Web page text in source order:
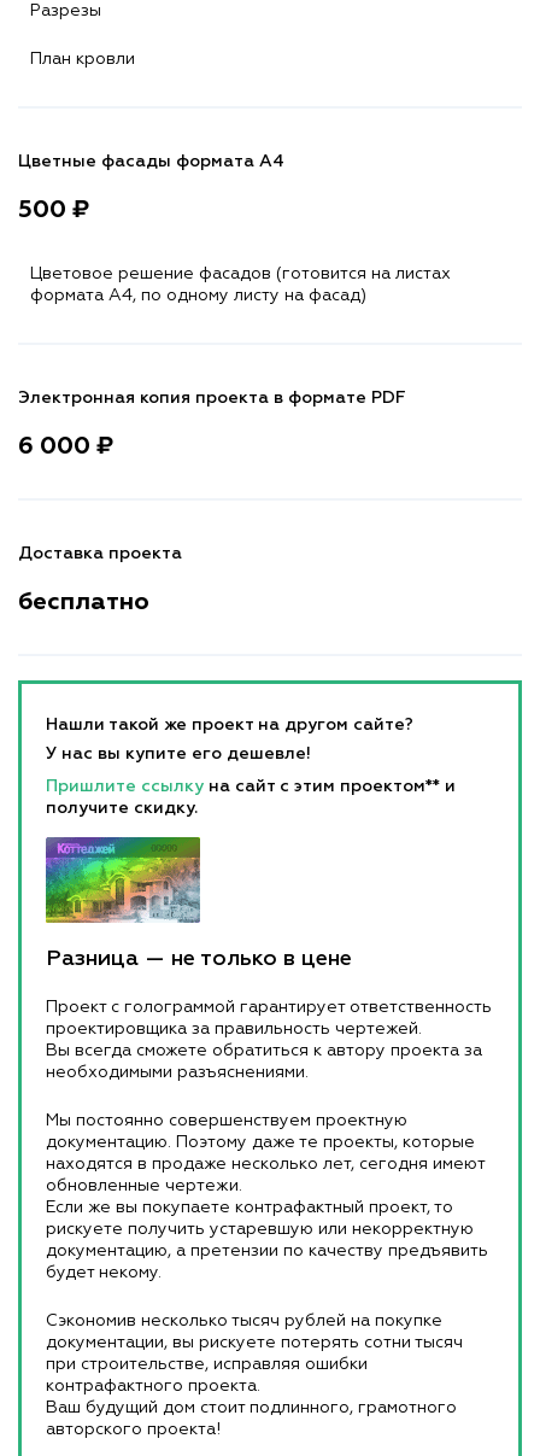
Разрезы
План кровли
Цветные фасады формата А4
500 ₽
Цветовое решение фасадов (готовится на листах
формата A4, по одному листу на фасад)
Электронная копия проекта в формате PDF
6 000 ₽
Доставка проекта
бесплатно
Нашли такой же проект на другом сайте?
У нас вы купите его дешевле!
Пришлите ссылку на сайт с этим проектом** и
получите скидку.
Разница — не только в цене
Проект с голограммой гарантирует ответственность
проектировщика за правильность чертежей.
Вы всегда сможете обратиться к автору проекта за
необходимыми разъяснениями.
Мы постоянно совершенствуем проектную
документацию. Поэтому даже те проекты, которые
находятся в продаже несколько лет, сегодня имеют
обновленные чертежи.
Если же вы покупаете контрафактный проект, то
рискуете получить устаревшую или некорректную
документацию, а претензии по качеству предъявить
будет некому.
Сэкономив несколько тысяч рублей на покупке
документации, вы рискуете потерять сотни тысяч
при строительстве, исправляя ошибки
контрафактного проекта.
Ваш будущий дом стоит подлинного, грамотного
авторского проекта!